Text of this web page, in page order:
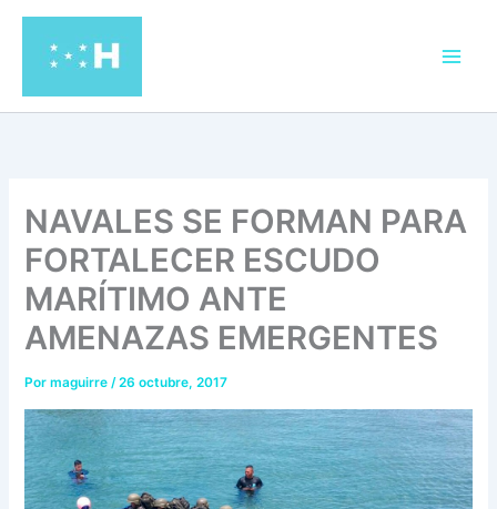
contenido
NAVALES SE FORMAN PARA
FORTALECER ESCUDO
MARÍTIMO ANTE
AMENAZAS EMERGENTES
Pormaguirre/26 octubre, 2017